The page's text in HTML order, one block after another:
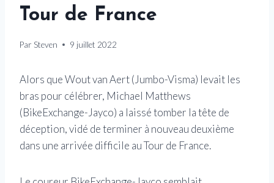
Tour de France
Par Steven 9 juillet 2022
Alors que Wout van Aert (Jumbo-Visma) levait les
bras pour célébrer, Michael Matthews
(BikeExchange-Jayco) a laissé tomber la tête de
déception, vidé de terminer à nouveau deuxième
dans une arrivée difficile au Tour de France.